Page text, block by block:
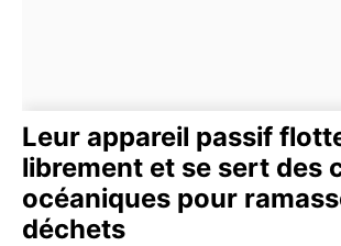
Leur appareil passif
librement et se sert des
océaniques pour
déchets